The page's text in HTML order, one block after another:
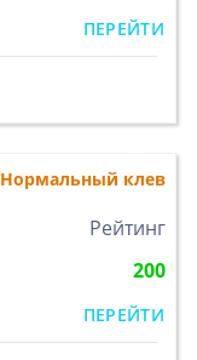
ПЕРЕЙТИ
Нормальный клев
Рейтинг
200
ПЕРЕЙТИ